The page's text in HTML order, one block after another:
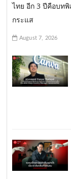
ไทย อีก 3 ปีคือบท
กระแส
August 7, 2026